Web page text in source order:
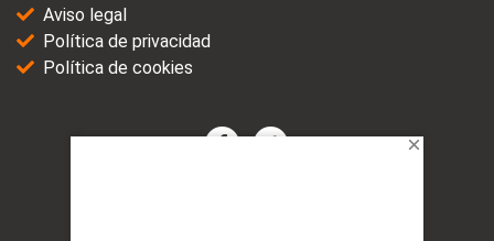
Aviso legal
Política de privacidad
Política de cookies